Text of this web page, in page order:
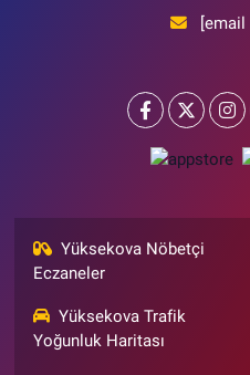
[email
Yüksekova Nöbetçi
Eczaneler
Yüksekova Trafik
Yoğunluk Haritası